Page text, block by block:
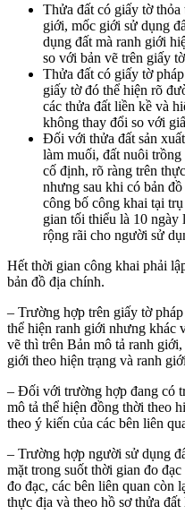
Thửa đất có giấy tờ thỏa
giới, mốc giới sử dụng
dụng đất mà ranh giới
so với bản vẽ trên giấy
Thửa đất có giấy tờ
giấy tờ đó thể hiện rõ
các thửa đất liền kề và
không thay đổi so với
Đối với thửa đất sản
làm muối, đất nuôi
cố định, rõ ràng trên
nhưng sau khi có bản
công bố công khai tại
gian tối thiểu là 10 ngày
rộng rãi cho người sử
Hết thời gian công khai phải
bản đồ địa chính.
– Trường hợp trên giấy tờ
thể hiện ranh giới nhưng khác
vẽ thì trên Bản mô tả ranh
giới theo hiện trạng và ranh
– Đối với trường hợp đang có
mô tả thể hiện đồng thời theo
theo ý kiến của các bên liên
– Trường hợp người sử dụng
mặt trong suốt thời gian đo
đo đạc, các bên liên quan còn
thực địa và theo hồ sơ thửa